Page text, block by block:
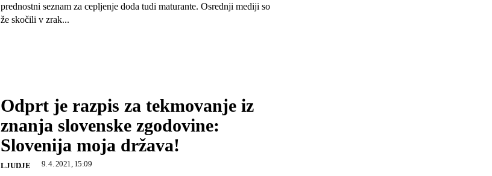
prednostni seznam za cepljenje doda tudi maturante. Osrednji mediji so
že skočili v zrak...
Odprt je razpis za tekmovanje iz
znanja slovenske zgodovine:
Slovenija moja država!
LJUDJE 9. 4. 2021, 15:09